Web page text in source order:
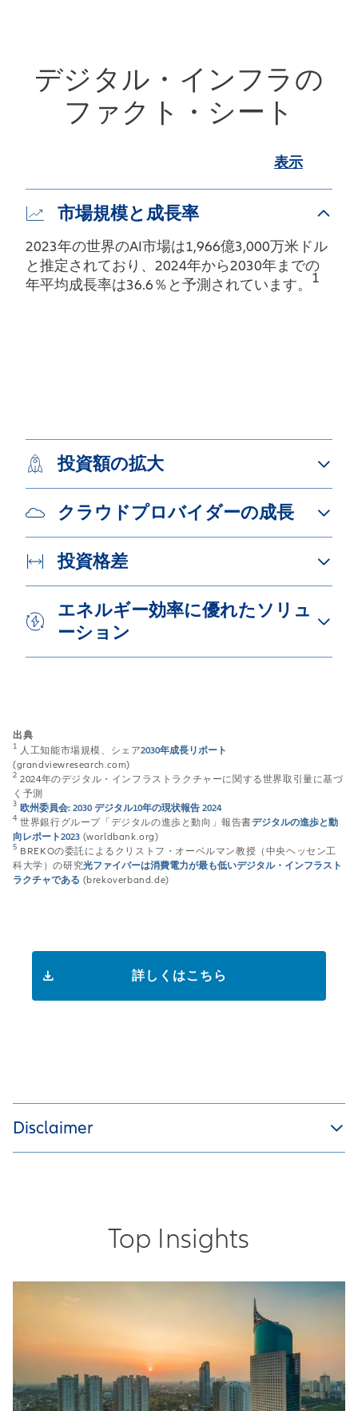
デジタル・インフラの
ファクト・シート
表示
市場規模と成長率
2023年の世界のAI市場は1,966億3,000万米ドル
と推定されており、2024年から2030年までの
年平均成長率は36.6％と予測されています。 1
投資額の拡大
クラウドプロバイダーの成長
投資格差
エネルギー効率に優れたソリュ
ーション
出典
1 人工知能市場規模、シェア2030年成長リポート
(grandviewresearch.com)
2 2024年のデジタル・インフラストラクチャーに関する世界取引量に基づ
く予測
3 欧州委員会: 2030 デジタル10年の現状報告 2024
4 世界銀行グループ「デジタルの進歩と動向」報告書デジタルの進歩と動
向レポート2023 (worldbank.org)
5 BREKOの委託によるクリストフ・オーベルマン教授（中央ヘッセン工
科大学）の研究光ファイバーは消費電力が最も低いデジタル・インフラスト
ラクチャである (brekoverband.de)
詳しくはこちら
Disclaimer
Top Insights